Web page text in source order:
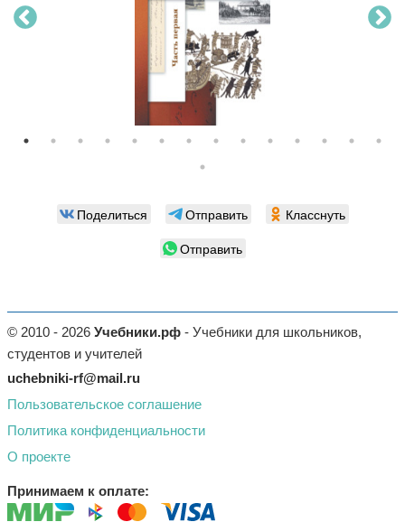
Поделиться Отправить
Класснуть
Отправить
© 2010 - 2026 Учебники.рф - Учебники для школьников,
студентов и учителей
uchebniki-rf@mail.ru
Пользовательское соглашение
Политика конфиденциальности
О проекте
Принимаем к оплате: